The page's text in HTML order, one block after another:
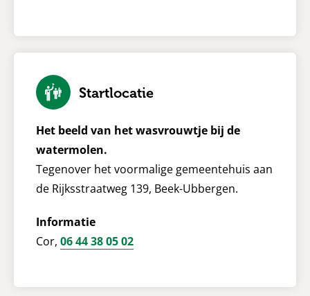
Startlocatie
Het beeld van het wasvrouwtje bij de
watermolen.
Tegenover het voormalige gemeentehuis aan
de Rijksstraatweg 139, Beek-Ubbergen.
Informatie
Cor, 06 44 38 05 02